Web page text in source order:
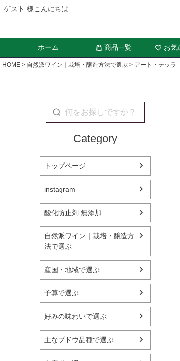
ゲスト 様こんにちは
ホーム 商品一覧 お気
HOME 自然派ワイン｜栽培・醸造方法で選ぶ アート・テッラ
Category
トップページ
instagram
酸化防止剤 無添加
自然派ワイン｜栽培・醸造方
法で選ぶ
産国・地域で選ぶ
予算で選ぶ
好みの味わいで選ぶ
主なブドウ品種で選ぶ